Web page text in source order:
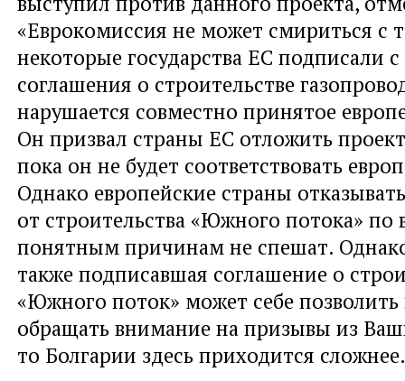
«Еврокомиссия не может смириться с
некоторые государства ЕС подписали
соглашения о строительстве
нарушается совместно принятое
Он призвал страны ЕС отложить
пока он не будет соответствовать
Однако европейские страны
от строительства «Южного потока» по
понятным причинам не спешат.
также подписавшая соглашение о
«Южного поток» может себе позволить
обращать внимание на призывы из
то Болгарии здесь приходится сложнее.